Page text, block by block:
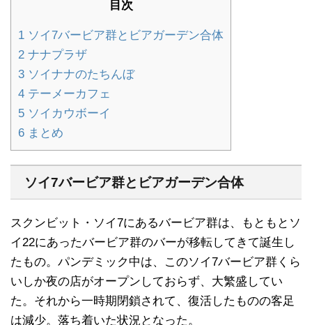
目次
1 ソイ7バービア群とビアガーデン合体
2 ナナプラザ
3 ソイナナのたちんぼ
4 テーメーカフェ
5 ソイカウボーイ
6 まとめ
ソイ7バービア群とビアガーデン合体
スクンビット・ソイ7にあるバービア群は、もともとソ
イ22にあったバービア群のバーが移転してきて誕生し
たもの。パンデミック中は、このソイ7バービア群くら
いしか夜の店がオープンしておらず、大繁盛してい
た。それから一時期閉鎖されて、復活したものの客足
は減少。落ち着いた状況となった。